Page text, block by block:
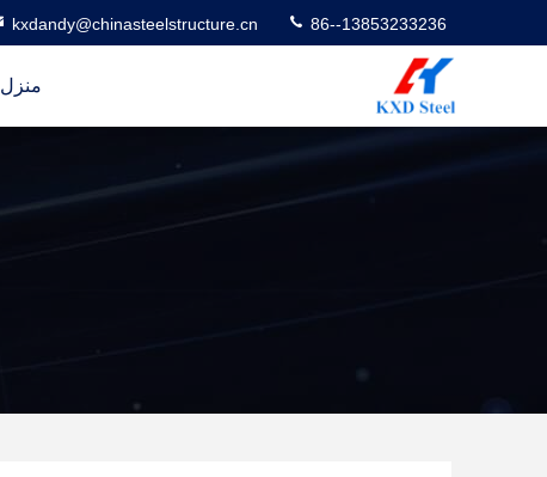
kxdandy@chinasteelstructure.cn 86--13853233236
منزل